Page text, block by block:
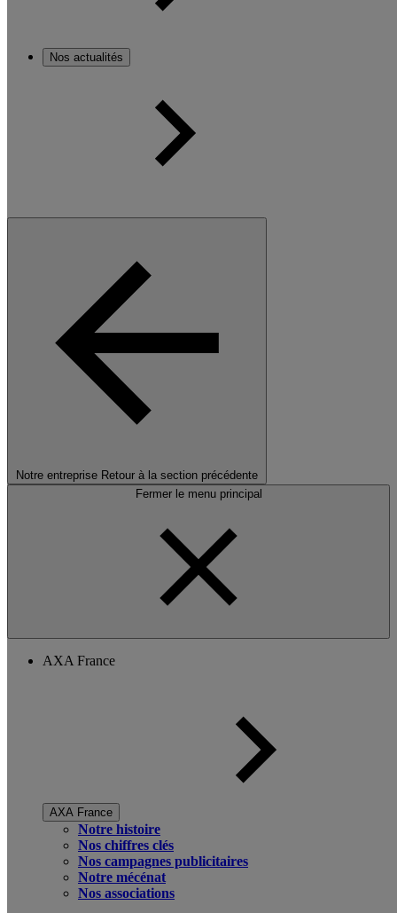
Nos actualités
Notre entreprise Retour à la section précédente
Fermer le menu principal
AXA France
AXA France
Notre histoire
Nos chiffres clés
Nos campagnes publicitaires
Notre mécénat
Nos associations